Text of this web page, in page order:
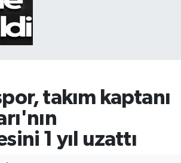
takım kaptanı
1 yıl uzattı